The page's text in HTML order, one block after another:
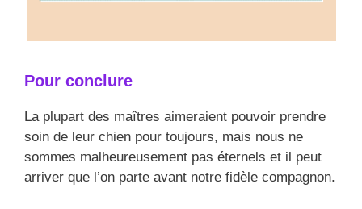
Pour conclure
La plupart des maîtres aimeraient pouvoir prendre
soin de leur chien pour toujours, mais nous ne
sommes malheureusement pas éternels et il peut
arriver que l’on parte avant notre fidèle compagnon.